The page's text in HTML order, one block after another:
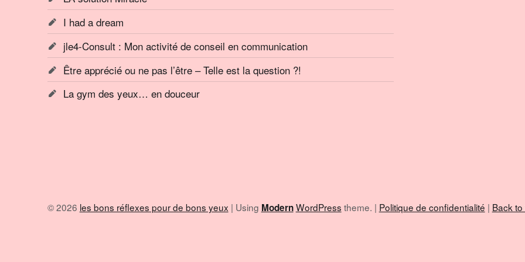
I had a dream
jle4-Consult : Mon activité de conseil en communication
Être apprécié ou ne pas l’être – Telle est la question ?!
La gym des yeux… en douceur
© 2026 les bons réflexes pour de bons yeux | Using ModernWordPress theme. | Politique de confidentialité | Back